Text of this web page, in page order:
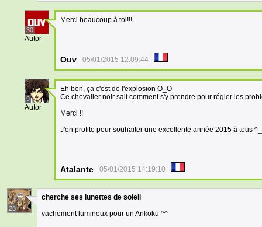
30
Autor
Merci beaucoup à toi!!!
Ouv 05/01/2015 12:09:44
9
Autor
Eh ben, ça c'est de l'explosion O_O
Ce chevalier noir sait comment s'y prendre pour régler les
Merci !!
J'en profite pour souhaiter une excellente année 2015 à tous
Atalante 05/01/2015 14:19:10
28
cherche ses lunettes de soleil
vachement lumineux pour un Ankoku ^^